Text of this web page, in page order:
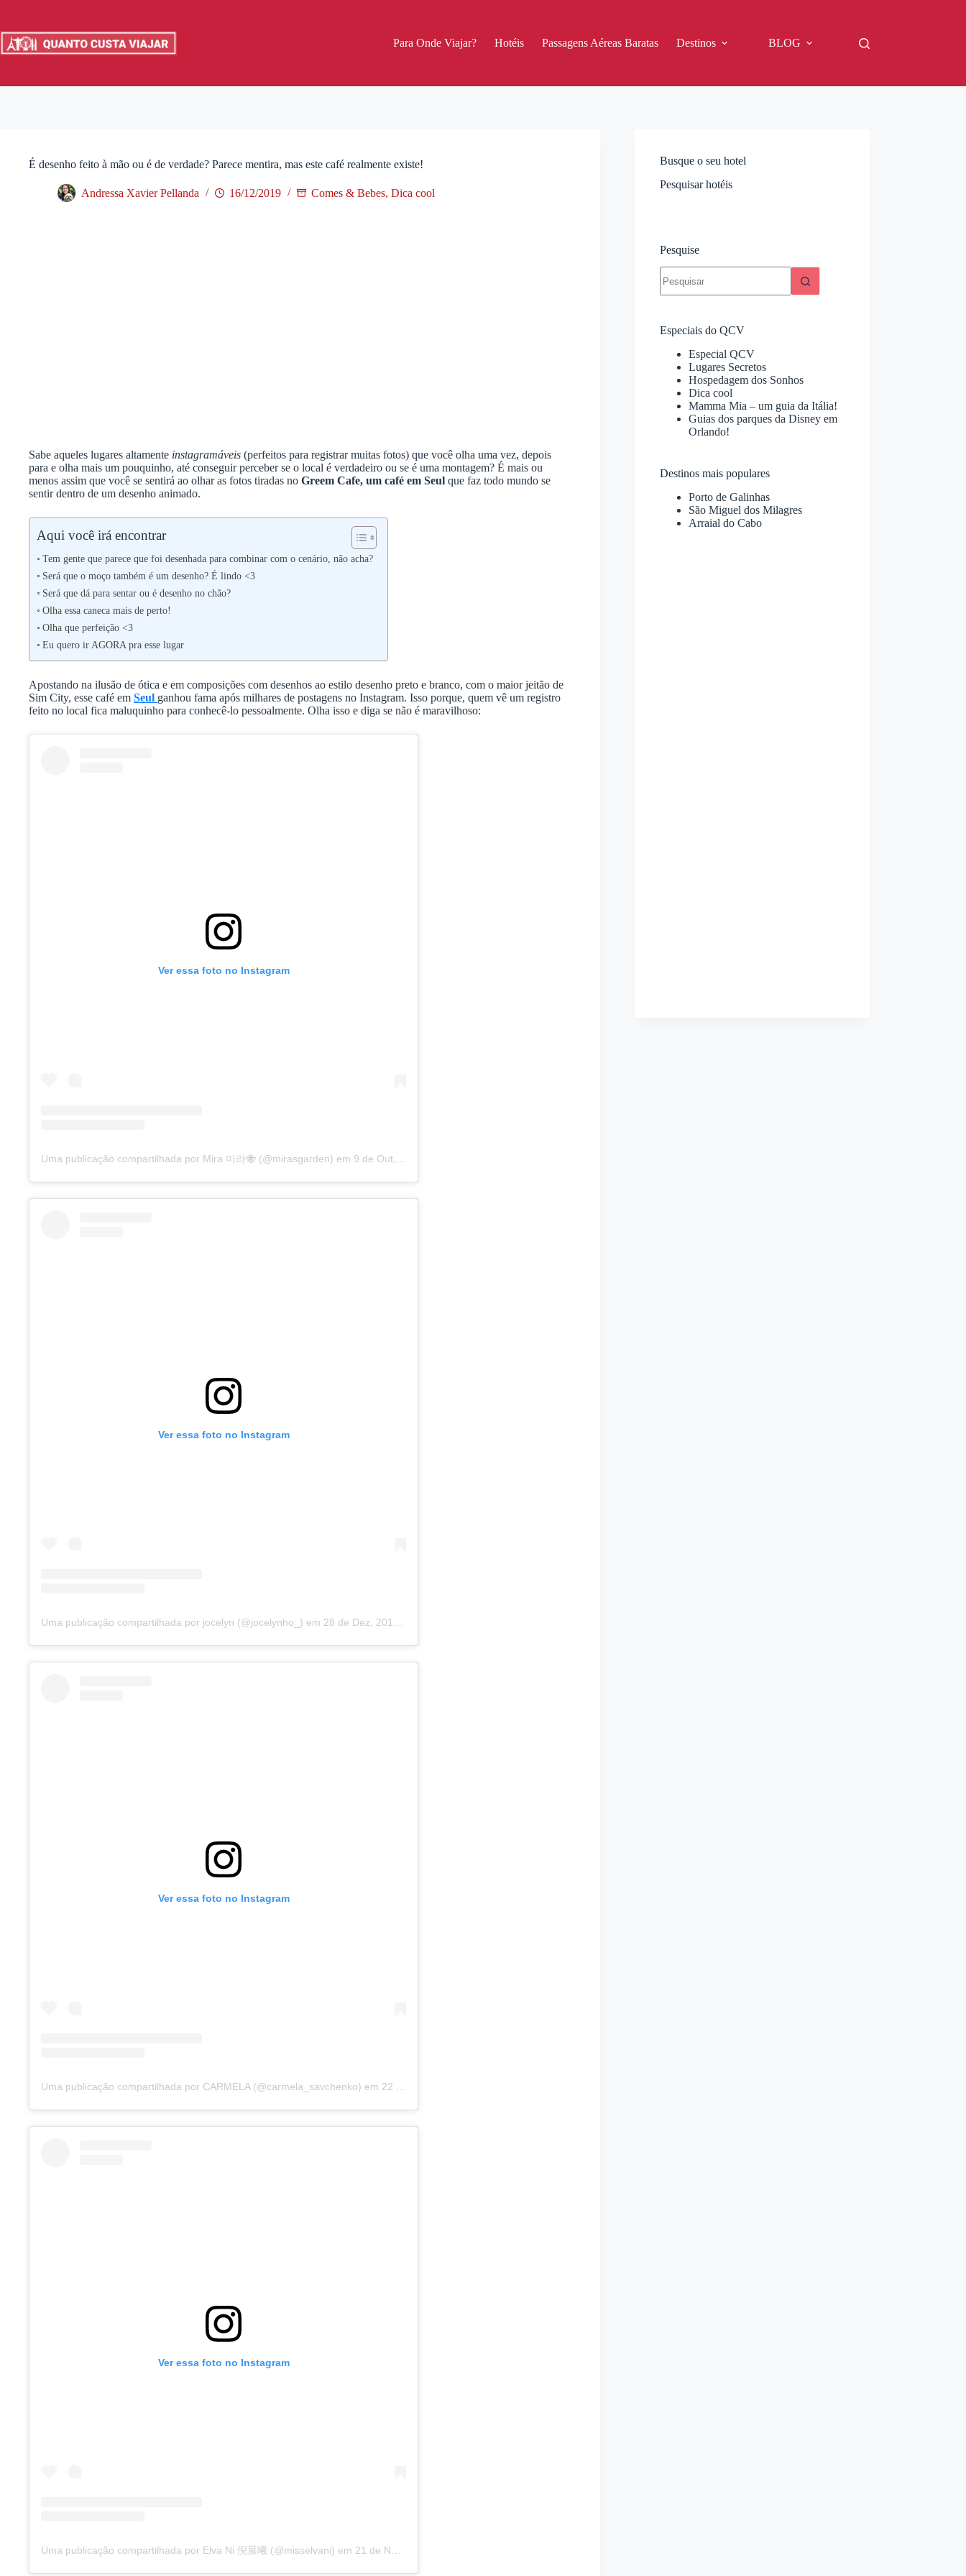
o
conteúdo
Para Onde Viajar? Hotéis Passagens Aéreas Baratas Destinos BLOG
É desenho feito à mão ou é de verdade? Parece mentira, mas este café realmente existe!
Andressa Xavier Pellanda 16/12/2019 Comes & Bebes, Dica cool
Sabe aqueles lugares altamente instagramáveis (perfeitos para registrar muitas fotos) que você olha uma vez, depois
para e olha mais um pouquinho, até conseguir perceber se o local é verdadeiro ou se é uma montagem? É mais ou
menos assim que você se sentirá ao olhar as fotos tiradas no Greem Cafe, um café em Seul que faz todo mundo se
sentir dentro de um desenho animado.
Aqui você irá encontrar
Tem gente que parece que foi desenhada para combinar com o cenário, não acha?
Será que o moço também é um desenho? É lindo <3
Será que dá para sentar ou é desenho no chão?
Olha essa caneca mais de perto!
Olha que perfeição <3
Eu quero ir AGORA pra esse lugar
Apostando na ilusão de ótica e em composições com desenhos ao estilo desenho preto e branco, com o maior jeitão de
Sim City, esse café em Seul ganhou fama após milhares de postagens no Instagram. Isso porque, quem vê um registro
feito no local fica maluquinho para conhecê-lo pessoalmente. Olha isso e diga se não é maravilhoso:
Ver essa foto no Instagram
Uma publicação compartilhada por Mira 미라🐝 (@mirasgarden) em 9 de Out, 2017 às 9:36 PDT
Ver essa foto no Instagram
Uma publicação compartilhada por jocelyn (@jocelynho_) em 28 de Dez, 2018 às 8:07 PST
Ver essa foto no Instagram
Uma publicação compartilhada por CARMELA (@carmela_savchenko) em 22 de Nov, 2019 às 5:15 PST
Ver essa foto no Instagram
Uma publicação compartilhada por Elva Ni 倪晨曦 (@misselvani) em 21 de Nov, 2019 às 9:27 PST
Busque o seu hotel
Pesquisar hotéis
Pesquise
resultados
Especiais do QCV
Especial QCV
Lugares Secretos
Hospedagem dos Sonhos
Dica cool
Mamma Mia – um guia da Itália!
Guias dos parques da Disney em
Orlando!
Destinos mais populares
Porto de Galinhas
São Miguel dos Milagres
Arraial do Cabo